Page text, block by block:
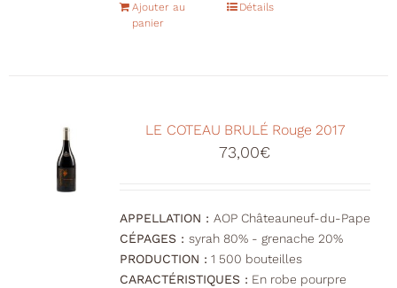
Ajouter au
panier
Détails
LE COTEAU BRULÉ Rouge 2017
73,00€
APPELLATION : AOP Châteauneuf-du-Pape
CÉPAGES : syrah 80% - grenache 20%
PRODUCTION : 1 500 bouteilles
CARACTÉRISTIQUES : En robe pourpre